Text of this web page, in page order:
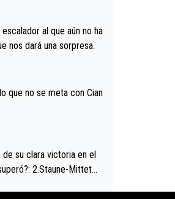
el saludo con Evenepo
muy fraternal, más allá
con que saludaba a Vin
si por querer poner a
de podio UAE y Pojacar
al que aún no ha
me dice , que nos dará una sorpresa.
no se meta con Cian
su clara victoria en el
2.Staune-Mittet